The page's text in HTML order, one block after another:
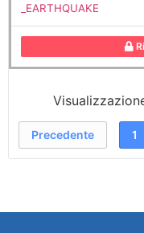
_EARTHQUAKE
Precedente 1